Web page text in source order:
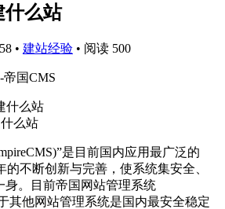
什么站
• 建站经验 • 阅读 500
帝国CMS
么站
是目前国内应用最广泛的
的不断创新与完善，使系统集安全、
身。目前帝国网站管理系统
其他网站管理系统是国内最安全稳定